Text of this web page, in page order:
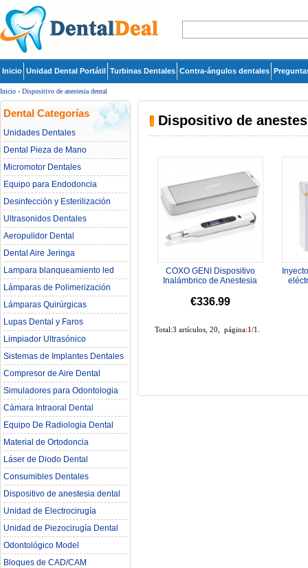
Inicio Unidad Dental Portátil Turbinas Dentales Contra-ángulos dentales
Inicio - Dispositivo de anestesia dental
Dental Categorías
Unidades Dentales
Dental Pieza de Mano
Micromotor Dentales
Equipo para Endodoncia
Desinfección y Esterilización
Ultrasonidos Dentales
Aeropulidor Dental
Dental Aire Jeringa
Lampara blanqueamiento led
dental
Lámparas de Polimerización
Lámparas Quirúrgicas
Lupas Dental y Faros
Limpiador Ultrasónico
Sistemas de Implantes Dentales
Compresor de Aire Dental
Simuladores para Odontologia
Cámara Intraoral Dental
Equipo De Radiologia Dental‎
Material de Ortodoncia
Láser de Diodo Dental
Consumibles Dentales
Dispositivo de anestesia dental
Unidad de Electrocirugía
Unidad de Piezocirugía Dental
Odontológico Model
Bloques de CAD/CAM
Dispositivo de
COXO GENI Dispositivo
Inalámbrico de Anestesia
Ajustabl...
€336.99
Total:3 artículos, 20, página:1/1.